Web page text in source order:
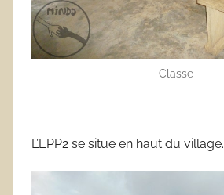
Classe
L’EPP2 se situe en haut du village.